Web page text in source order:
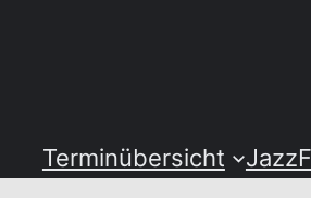
Terminübersicht